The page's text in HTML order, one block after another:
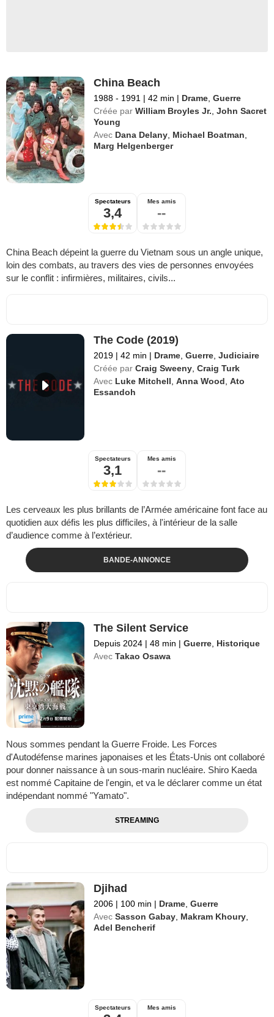
China Beach
1988 - 1991 | 42 min | Drame ,Guerre
Créée par William Broyles Jr. ,John Sacret
Young
Avec Dana Delany Michael Boatman
Marg Helgenberger
Spectateurs
3,4
Mes amis
--
China Beach dépeint la guerre du Vietnam sous un angle unique,
loin des combats, au travers des vies de personnes envoyées
sur le conflit : infirmières, militaires, civils...
The Code (2019)
2019 | 42 min | Drame ,Guerre ,Judiciaire
Créée par Craig Sweeny ,Craig Turk
Avec Luke Mitchell ,Anna Wood ,Ato
Essandoh
Spectateurs
3,1
Mes amis
--
Les cerveaux les plus brillants de l’Armée américaine font face au
quotidien aux défis les plus difficiles, à l'intérieur de la salle
d’audience comme à l’extérieur.
BANDE-ANNONCE
The Silent Service
Depuis 2024 | 48 min | Guerre Historique
Avec Takao Osawa
Nous sommes pendant la Guerre Froide. Les Forces
d'Autodéfense marines japonaises et les États-Unis ont collaboré
pour donner naissance à un sous-marin nucléaire. Shiro Kaeda
est nommé Capitaine de l'engin, et va le déclarer comme un état
indépendant nommé "Yamato".
STREAMING
Djihad
2006 | 100 min | Drame,Guerre
Avec Sasson Gabay, Makram Khoury,
Adel Bencherif
Spectateurs Mes amis